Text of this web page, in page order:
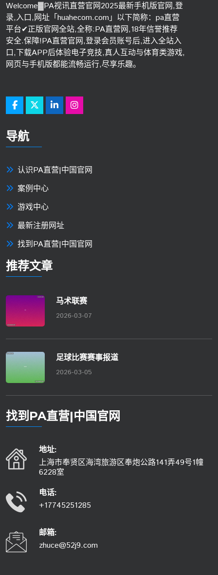
Welcome▓PA视讯直营官网2025最新手机版官网,登
录,入口,网址「huahecom.com」以下简称：pa直营
平台✔正版官网全站,全称:PA直营网,18年信誉推荐
安全.保障!PA直营官网,登录会员账号后,进入全站入
口,下载APP后体验电子竞技,真人互动与体育类游戏,
网页与手机版都能流畅运行,尽享乐趣。
导航
认识PA直营|中国官网
案例中心
游戏中心
最新注册网址
找到PA直营|中国官网
推荐文章
马术联赛
2026-03-07
足球比赛赛事报道
2026-03-05
找到PA直营|中国官网
地址:
上海市奉贤区海湾旅游区奉炮公路141弄49号1幢
6228室
电话:
+17745251285
邮箱:
zhuce@52j9.com